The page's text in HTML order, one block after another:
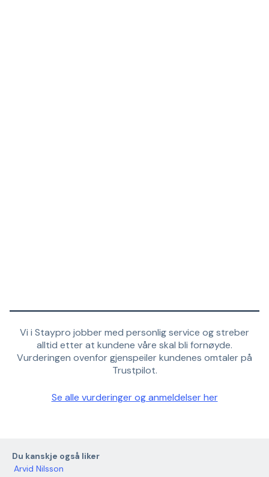
Vi i Staypro jobber med personlig service og streber
alltid etter at kundene våre skal bli fornøyde.
Vurderingen ovenfor gjenspeiler kundenes omtaler på
Trustpilot.
Se alle vurderinger og anmeldelser her
Du kanskje også liker
Arvid Nilsson